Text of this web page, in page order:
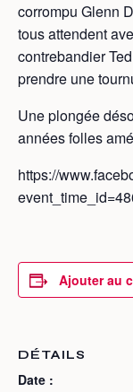
corrompu Glenn
tous attendent
contrebandier
prendre une
Une plongée
années folles
https://
Ajouter au
DÉTAILS
Date :